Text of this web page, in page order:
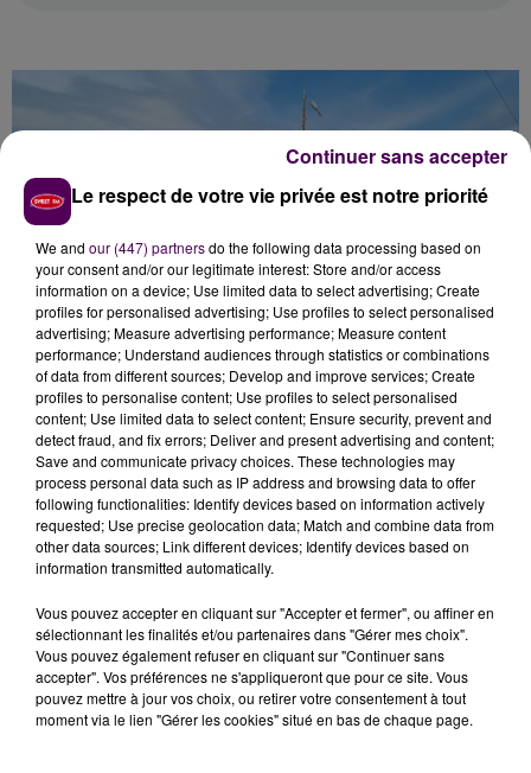
LA NÉO-BATELLERIE DE LOIRE
En 2025, l’activité de la batellerie de Loire n’a plus
l’intensité qu’elle avait du XVe au XIXe siècle... Etle
trafic fluvial se résume désormais aux excursions
proposées par les passionnés, dont ceux de Millière
Raboton : basée à Chaumont-sur-Loire, cette
association dispose d’une flotte de cinq bateaux à
faisons vivre ce patrimoine qu’est la culture
ligérienne, que l’on assume"expose fièrement Cédric
Joubert. Cette culture que le pilote de bateau espère
un jour voir inscrite au Patrimoine commun immatériel
(PCI). Depuis 25 ans, outre son activité balade,
Le respect de votre vie privée est notre priorité
We and our (447) partnersdo the following data processing based on
your consent and/or our legitimate interest: Store and/or access
information on a device; Use limited data to select advertising; Create
profiles for personalised advertising; Use profiles to select personalised
advertising; Measure advertising performance; Measure content
performance; Understand audiences through statistics or combinations
of data from different sources; Develop and improve services; Create
profiles to personalise content; Use profiles to select personalised
content; Use limited data to select content; Ensure security, prevent and
detect fraud, and fix errors; Deliver and present advertising and content;
Save and communicate privacy choices. These technologies may
process personal data such as IP address and browsing data to offer
following functionalities: Identify devices based on information actively
requested; Use precise geolocation data; Match and combine data from
other data sources; Link different devices; Identify devices based on
information transmitted automatically.
Vous pouvez accepter en cliquant sur "Accepter et fermer", ou affiner en
sélectionnant les finalités et/ou partenaires dans "Gérer mes choix".
Vous pouvez également refuser en cliquant sur "Continuer sans
accepter". Vos préférences ne s'appliqueront que pour ce site. Vous
pouvez mettre à jour vos choix, ou retirer votre consentement à tout
moment via le lien "Gérer les cookies" situé en bas de chaque page.
Continuer sans accepter